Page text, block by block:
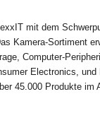
mit dem
Kamera-Sortiment
Computer-
Electronics, und
45.000 Produkte im